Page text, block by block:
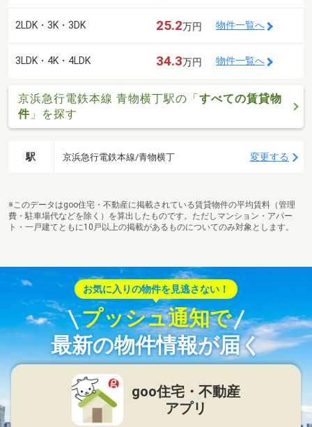
2LDK・3K・3DK 25.2万円 物件一覧へ
3LDK・4K・4LDK 34.3万円 物件一覧へ
京浜急行電鉄本線 青物横丁駅の「すべての賃貸物
件 」を探す
駅 京浜急行電鉄本線/青物横丁 変更する
※このデータはgoo住宅・不動産に掲載されている賃貸物件の平均賃料（管理
費・駐車場代などを除く）を算出したものです。ただしマンション・アパー
ト・一戸建てともに10戸以上の掲載があるものについてのみ対象とします。
お気に入りの物件を見逃さない！
プッシュ通知で
最新の物件情報が届く
goo住宅・不動産
アプリ